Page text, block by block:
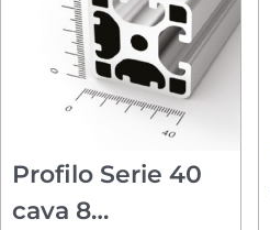
Profilo Serie 40
cava 8